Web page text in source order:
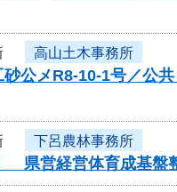
高山土木事務所
砂公メR8-10-1号／
下呂農林事務所
県営経営体育成基